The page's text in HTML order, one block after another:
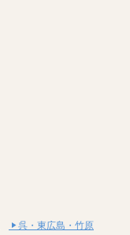
呉・東広島・竹原